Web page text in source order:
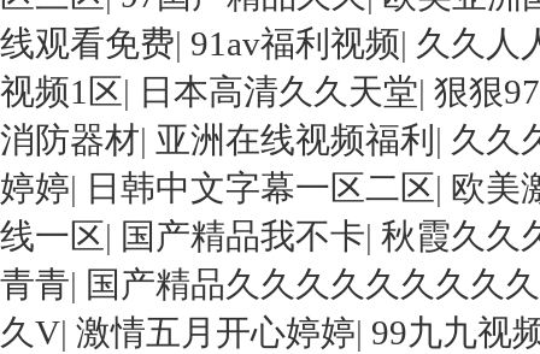
线观看免费| 91av福利视频| 久久人
视频1区| 日本高清久久天堂| 狠狠
消防器材| 亚洲在线视频福利 | 久久
婷婷| 日韩中文字幕一区二区| 欧美
线一区| 国产精品我不卡| 秋霞久久
青青| 国产精品久久久久久久久久
久V| 激情五月开心婷婷| 99九九视